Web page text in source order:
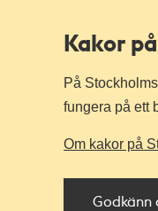
Kakor
På
fungera på ett
Om kakor på
Godkänn